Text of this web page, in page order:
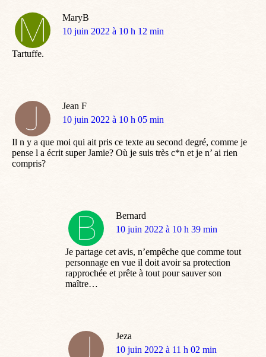
MaryB
dit
10 juin 2022 à 10 h 12 min
Tartuffe.
Jean F
dit
10 juin 2022 à 10 h 05 min
Il n y a que moi qui ait pris ce texte au second degré, comme je
pense l a écrit super Jamie? Où je suis très c*n et je n’ ai rien
compris?
Bernard
dit
10 juin 2022 à 10 h 39 min
Je partage cet avis, n’empêche que comme tout
personnage en vue il doit avoir sa protection
rapprochée et prête à tout pour sauver son
maître…
Jeza
dit
10 juin 2022 à 11 h 02 min